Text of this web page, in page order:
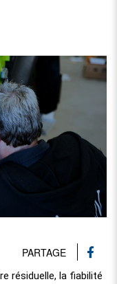
PARTAGE
résiduelle, la fiabilité